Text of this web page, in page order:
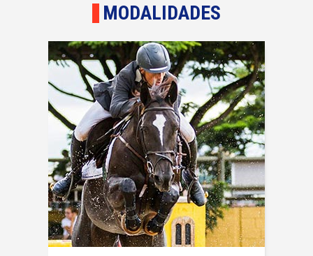
MODALIDADES